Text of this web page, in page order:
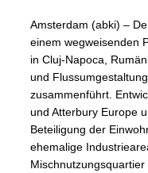
Amsterdam (abki) –
einem wegweisenden
in Cluj-Napoca,
und
zusammenführt.
und Atterbury Europe
Beteiligung der
ehemalige